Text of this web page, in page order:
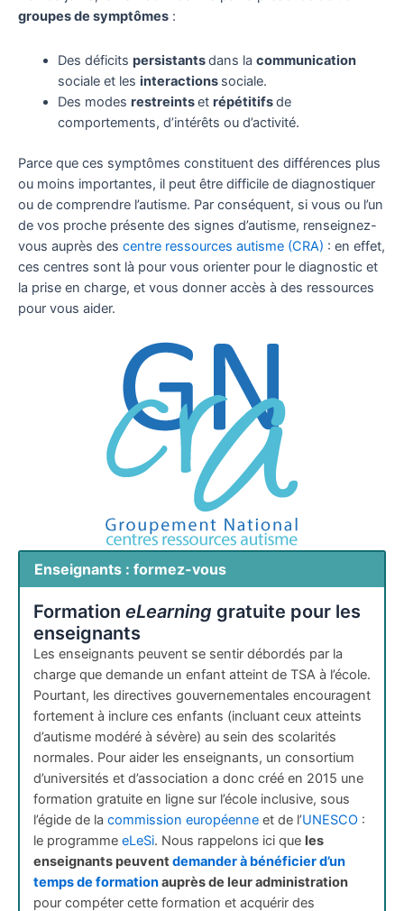
groupes de symptômes :
Des déficits persistantsdans la communication
sociale et les interactions sociale.
Des modes restreintset répétitifsde
comportements, d’intérêts ou d’activité.
Parce que ces symptômes constituent des différences plus
ou moins importantes, il peut être difficile de diagnostiquer
ou de comprendre l’autisme. Par conséquent, si vous ou l’un
de vos proche présente des signes d’autisme, renseignez-
vous auprès des centre ressources autisme (CRA) : en effet,
ces centres sont là pour vous orienter pour le diagnostic et
la prise en charge, et vous donner accès à des ressources
pour vous aider.
Enseignants : formez-vous
Formation eLearning gratuite pour les
enseignants
Les enseignants peuvent se sentir débordés par la
charge que demande un enfant atteint de TSA à l’école.
Pourtant, les directives gouvernementales encouragent
fortement à inclure ces enfants (incluant ceux atteints
d’autisme modéré à sévère) au sein des scolarités
normales. Pour aider les enseignants, un consortium
d’universités et d’association a donc créé en 2015 une
formation gratuite en ligne sur l’école inclusive, sous
l’égide de la commission européenneet de l’UNESCO:
le programme eLeSi. Nous rappelons ici que les
enseignants peuventdemander à bénéficier d’un
temps de formationauprès de leur administration
pour compéter cette formation et acquérir des